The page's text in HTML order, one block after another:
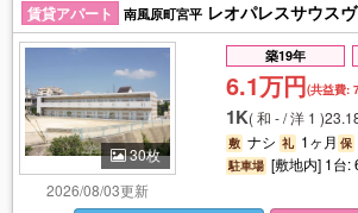
賃貸アパート
南風原町宮平 レオパレスサウス
30枚
2026/08/03更新
築19年
6.1万円(共益費:
1K(和 - / 洋 1 )
敷 ナシ 礼 1ヶ月保
駐車場 [敷地内] 1台: